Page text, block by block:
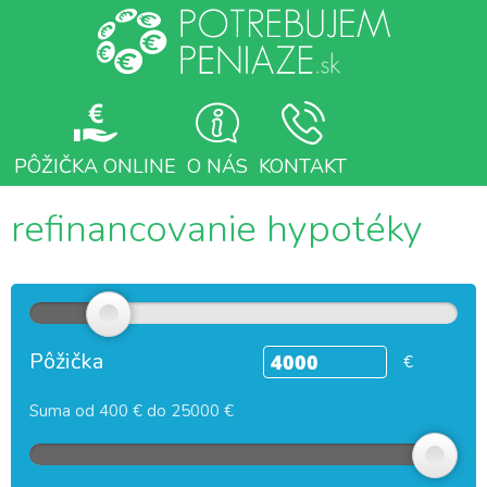
PÔŽIČKA ONLINE O NÁS KONTAKT
refinancovanie hypotéky
Pôžička €
Suma od 400 € do 25000 €